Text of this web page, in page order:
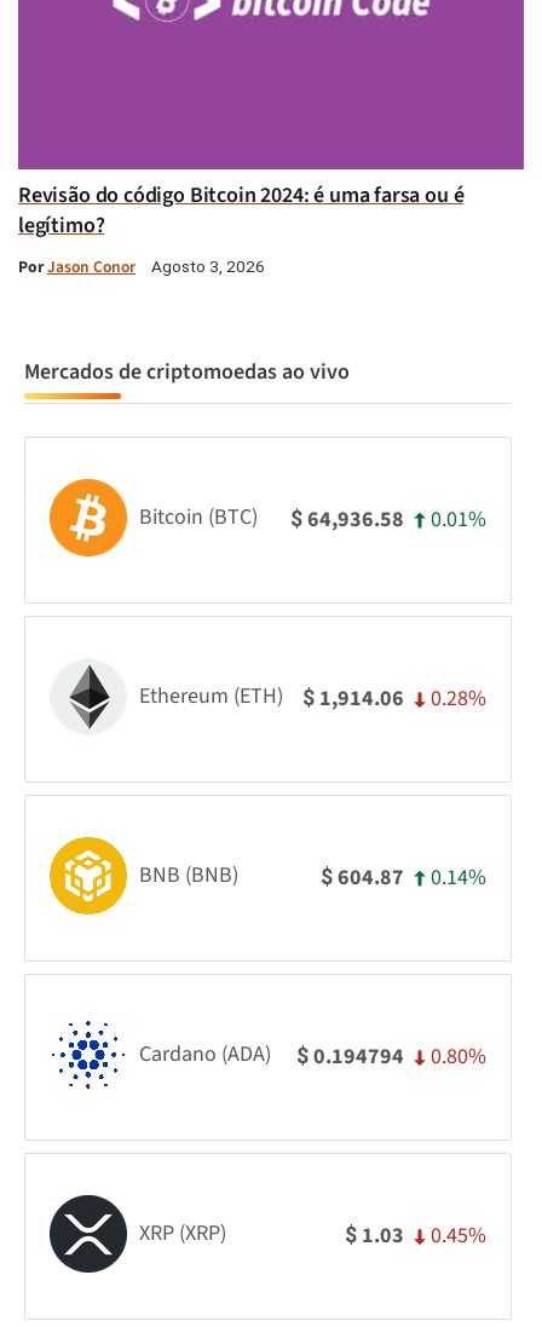
Revisão do código Bitcoin 2024: é uma farsa ou é
legítimo?
PorJason Conor Agosto 3, 2026
Mercados de criptomoedas ao vivo
Bitcoin (BTC) $64,936.58 0.01%
Ethereum (ETH) $ 1,914.06 0.28%
BNB (BNB) $604.87 0.14%
Cardano (ADA) $0.194794 0.80%
XRP (XRP) $ 1.03 0.45%